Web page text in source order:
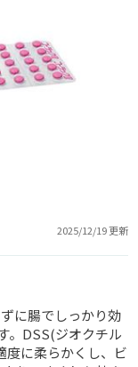
2025/12/19 更新
に腸でしっかり効
。DSS(ジオクチル
度に柔らかくし、ビ